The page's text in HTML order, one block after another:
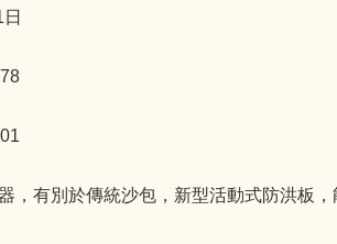
，有別於傳統沙包，新型活動式防洪板，